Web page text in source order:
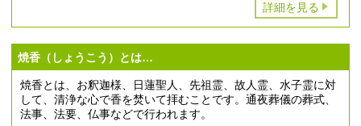
詳細を見る
焼香（しょうこう）とは…
焼香とは、お釈迦様、日蓮聖人、先祖霊、故人霊、水子霊に対
して、清浄な心で香を焚いて拝むことです。通夜葬儀の葬式、
法事、法要、仏事などで行われます。